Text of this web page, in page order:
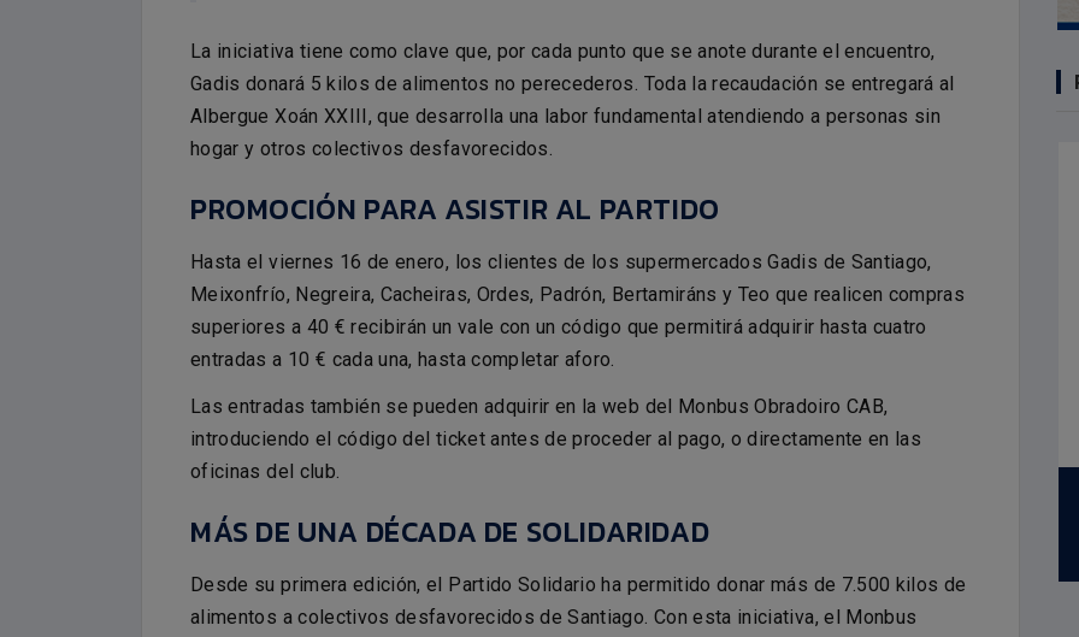
La iniciativa tiene como clave que, por cada punto que se anote durante el encuentro,
Gadis donará 5 kilos de alimentos no perecederos. Toda la recaudación se entregará al
Albergue Xoán XXIII, que desarrolla una labor fundamental atendiendo a personas sin
hogar y otros colectivos desfavorecidos.
PROMOCIÓN PARA ASISTIR AL PARTIDO
Hasta el viernes 16 de enero, los clientes de los supermercados Gadis de Santiago,
Meixonfrío, Negreira, Cacheiras, Ordes, Padrón, Bertamiráns y Teo que realicen compras
superiores a 40 € recibirán un vale con un código que permitirá adquirir hasta cuatro
entradas a 10 € cada una, hasta completar aforo.
Las entradas también se pueden adquirir en la web del Monbus Obradoiro CAB,
introduciendo el código del ticket antes de proceder al pago, o directamente en las
oficinas del club.
MÁS DE UNA DÉCADA DE SOLIDARIDAD
Desde su primera edición, el Partido Solidario ha permitido donar más de 7.500 kilos de
alimentos a colectivos desfavorecidos de Santiago. Con esta iniciativa, el Monbus
DIEGO EPIFANIO
ENTRENADOR
Fecha nacimiento: 7